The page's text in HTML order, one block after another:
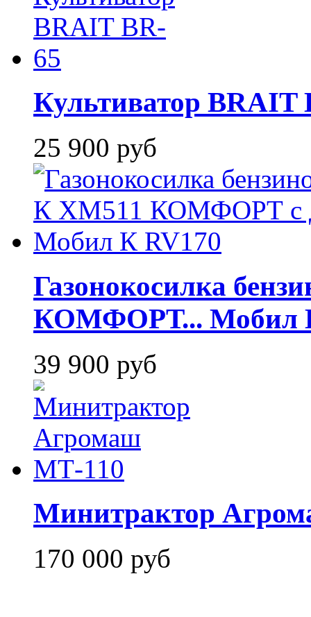
Культиватор BRAIT
25 900 руб
Газонокосилка
КОМФОРТ... Мобил
39 900 руб
Минитрактор
170 000 руб